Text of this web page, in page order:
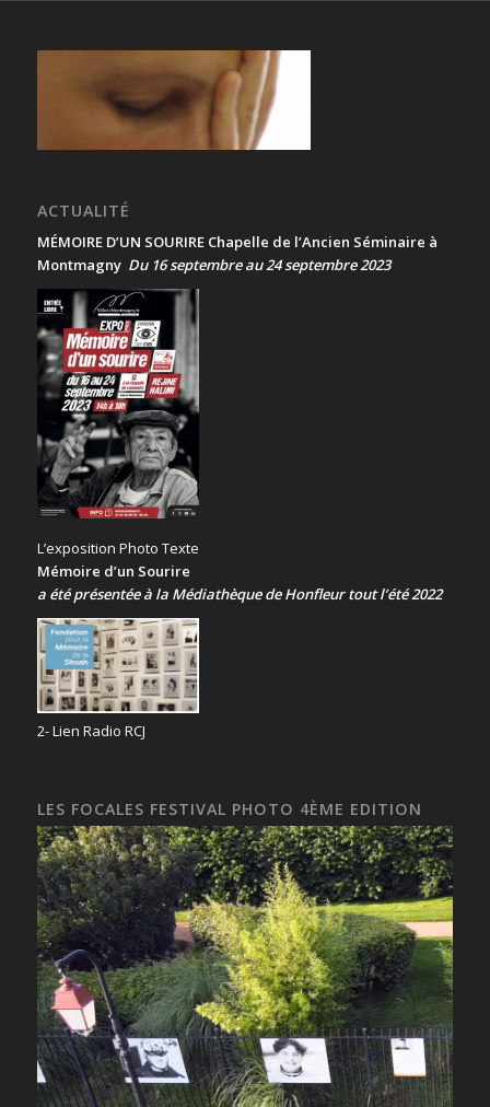
ACTUALITÉ
MÉMOIRE D’UN SOURIRE Chapelle de l’Ancien Séminaire à
Montmagny Du 16 septembre au 24 septembre 2023
L’exposition Photo Texte
Mémoire d’un Sourire
a été présentéeà la Médiathèque de Honfleur tout l’été 2022
2- Lien Radio RCJ
LES FOCALES FESTIVAL PHOTO 4ÈME EDITION